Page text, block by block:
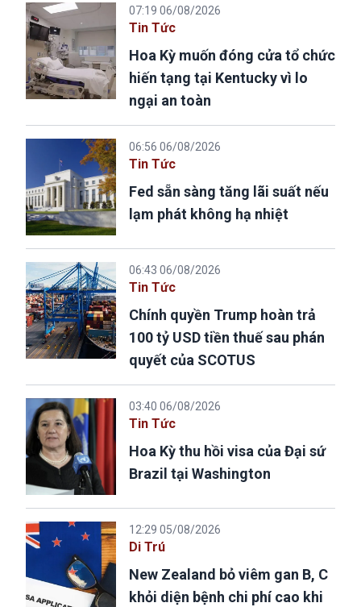
07:19 06/08/2026
Tin Tức
Hoa Kỳ muốn đóng cửa tổ chức
hiến tạng tại Kentucky vì lo
ngại an toàn
06:56 06/08/2026
Tin Tức
Fed sẵn sàng tăng lãi suất nếu
lạm phát không hạ nhiệt
06:43 06/08/2026
Tin Tức
Chính quyền Trump hoàn trả
100 tỷ USD tiền thuế sau phán
quyết của SCOTUS
03:40 06/08/2026
Tin Tức
Hoa Kỳ thu hồi visa của Đại sứ
Brazil tại Washington
12:29 05/08/2026
Di Trú
New Zealand bỏ viêm gan B, C
khỏi diện bệnh chi phí cao khi